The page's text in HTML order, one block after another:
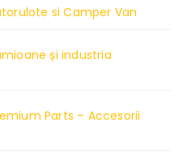
si Camper Van
și industria
Parts – Accesorii